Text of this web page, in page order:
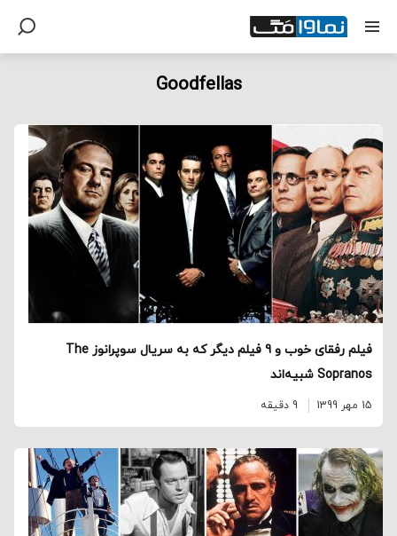
Goodfellas
فیلم رفقای خوب و 9 فیلم دیگر که به سریال سوپرانوز The
Sopranos شبیه‌اند
15 مهر 1399 9 دقیقه